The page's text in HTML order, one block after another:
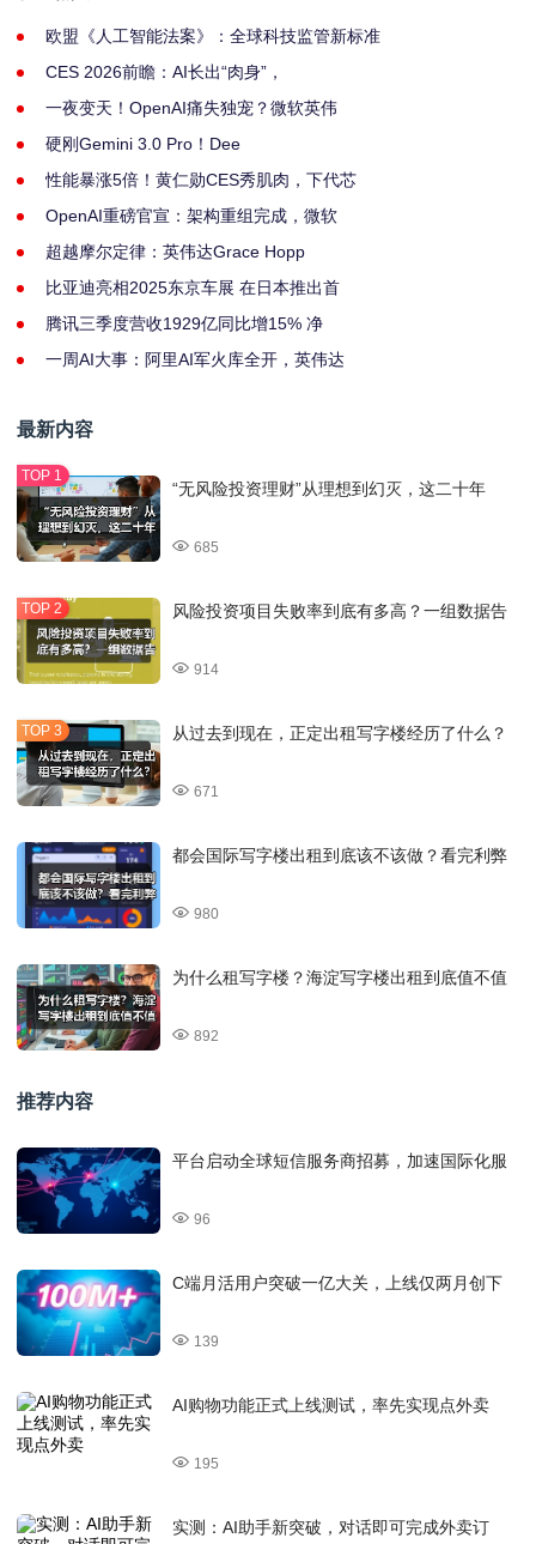
欧盟《人工智能法案》：全球科技监管新标准
CES 2026前瞻：AI长出“肉身”，
一夜变天！OpenAI痛失独宠？微软英伟
硬刚Gemini 3.0 Pro！Dee
性能暴涨5倍！黄仁勋CES秀肌肉，下代芯
OpenAI重磅官宣：架构重组完成，微软
超越摩尔定律：英伟达Grace Hopp
比亚迪亮相2025东京车展 在日本推出首
腾讯三季度营收1929亿同比增15% 净
一周AI大事：阿里AI军火库全开，英伟达
最新内容
“无风险投资理财”从理想到幻灭，这二十年
685
风险投资项目失败率到底有多高？一组数据告
914
从过去到现在，正定出租写字楼经历了什么？
671
都会国际写字楼出租到底该不该做？看完利弊
980
为什么租写字楼？海淀写字楼出租到底值不值
892
推荐内容
平台启动全球短信服务商招募，加速国际化服
96
C端月活用户突破一亿大关，上线仅两月创下
139
AI购物功能正式上线测试，率先实现点外卖
195
实测：AI助手新突破，对话即可完成外卖订